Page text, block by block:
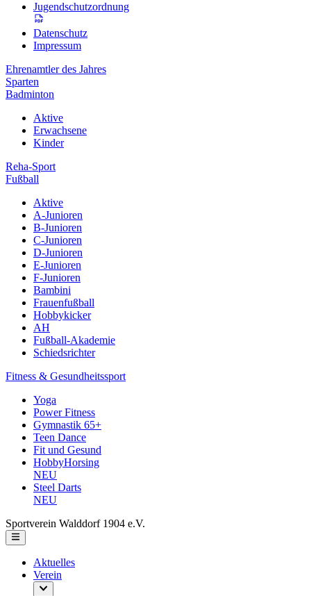
Jugendschutzordnung
Datenschutz
Impressum
Ehrenamtler des Jahres
Sparten
Badminton
Aktive
Erwachsene
Kinder
Reha-Sport
Fußball
Aktive
A-Junioren
B-Junioren
C-Junioren
D-Junioren
E-Junioren
F-Junioren
Bambini
Frauenfußball
Hobbykicker
AH
Fußball-Akademie
Schiedsrichter
Fitness & Gesundheitssport
Yoga
Power Fitness
Gymnastik 65+
Teen Dance
Fit und Gesund
HobbyHorsing
NEU
Steel Darts
NEU
Sportverein Walddorf 1904 e.V.
Aktuelles
Verein